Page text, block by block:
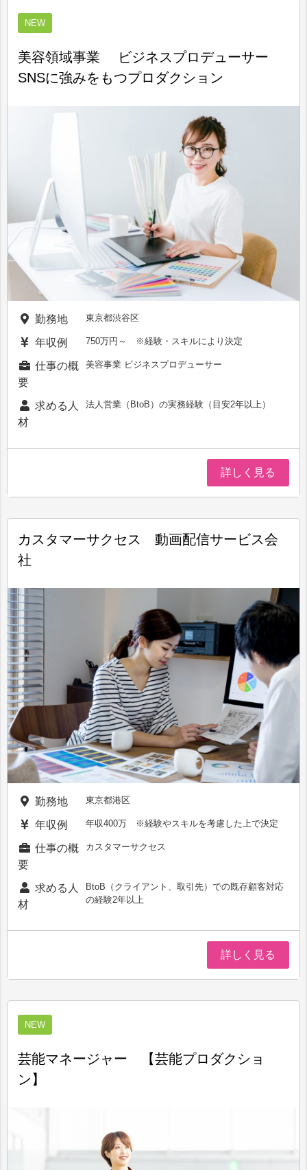
NEW
美容領域事業 ビジネスプロデューサー
SNSに強みをもつプロダクション
勤務地 東京都渋谷区
年収例 750万円～ ※経験・スキルにより決定
仕事の概
要
美容事業 ビジネスプロデューサー
求める人
材
法人営業（BtoB）の実務経験（目安2年以上）
詳しく見る
カスタマーサクセス 動画配信サービス会
社
勤務地 東京都港区
年収例 年収400万 ※経験やスキルを考慮した上で決定
仕事の概
要
カスタマーサクセス
求める人
材
BtoB（クライアント、取引先）での既存顧客対応
の経験2年以上
詳しく見る
NEW
芸能マネージャー 【芸能プロダクショ
ン】